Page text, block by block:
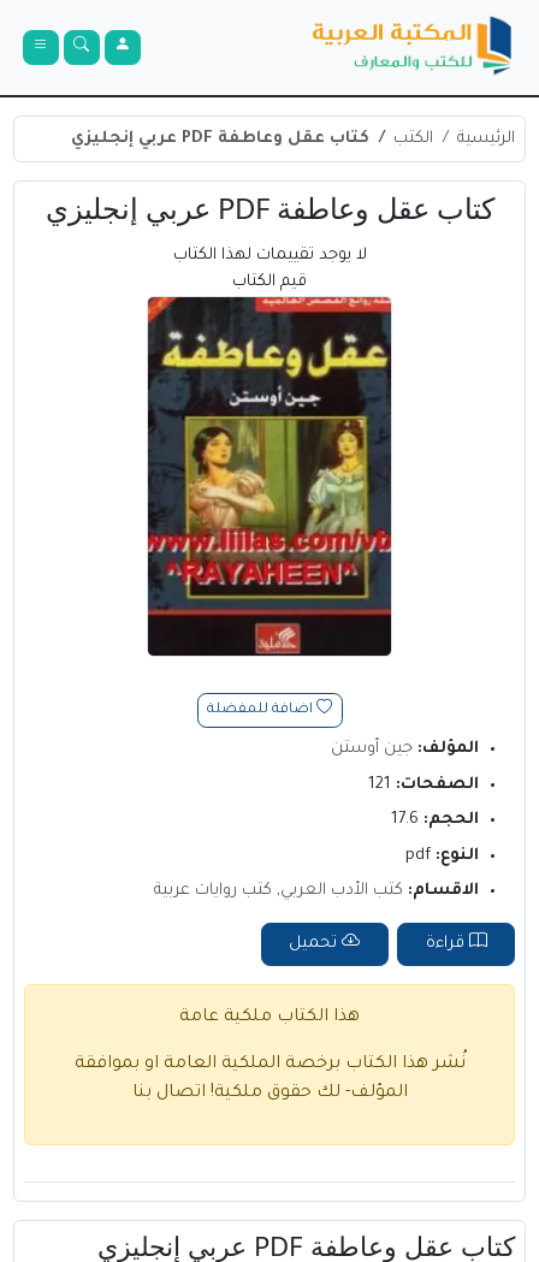
الرئيسية الكتب كتاب عقل وعاطفة PDF عربي إنجليزي
كتاب عقل وعاطفة PDF عربي إنجليزي
لا يوجد تقييمات لهذا الكتاب
قيم الكتاب
اضافة للمفضلة
المؤلف: جين أوستن
الصفحات:
الحجم:
النوع:
الاقسام: كتب الأدب العربي, كتب روايات عربية
قراءة تحميل
هذا الكتاب ملكية عامة
نُشر هذا الكتاب برخصة الملكية العامة او بموافقة
المؤلف- لك حقوق ملكية! اتصال بنا
كتاب عقل وعاطفة PDF عربي إنجليزي